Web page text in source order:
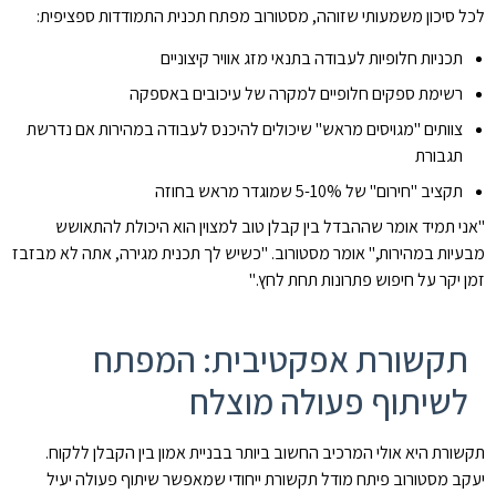
לכל סיכון משמעותי שזוהה, מסטורוב מפתח תכנית התמודדות ספציפית:
תכניות חלופיות לעבודה בתנאי מזג אוויר קיצוניים
רשימת ספקים חלופיים למקרה של עיכובים באספקה
צוותים "מגויסים מראש" שיכולים להיכנס לעבודה במהירות אם נדרשת
תגבורת
תקציב "חירום" של 5-10% שמוגדר מראש בחוזה
"אני תמיד אומר שההבדל בין קבלן טוב למצוין הוא היכולת להתאושש
מבעיות במהירות," אומר מסטורוב. "כשיש לך תכנית מגירה, אתה לא מבזבז
זמן יקר על חיפוש פתרונות תחת לחץ."
תקשורת אפקטיבית: המפתח
לשיתוף פעולה מוצלח
תקשורת היא אולי המרכיב החשוב ביותר בבניית אמון בין הקבלן ללקוח.
יעקב מסטורוב פיתח מודל תקשורת ייחודי שמאפשר שיתוף פעולה יעיל